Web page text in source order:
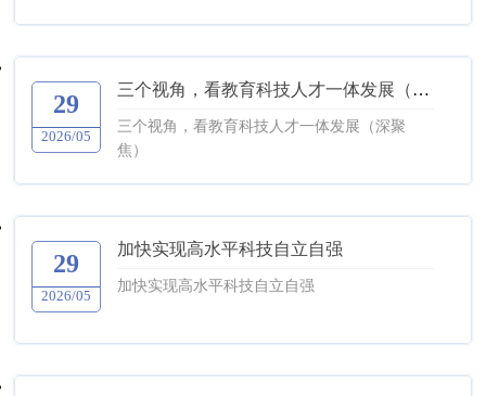
29
2026/05
三个视角，看教育科技人才一体发展（深聚焦）
三个视角，看教育科技人才一体发展（深聚
焦）
29
2026/05
加快实现高水平科技自立自强
加快实现高水平科技自立自强